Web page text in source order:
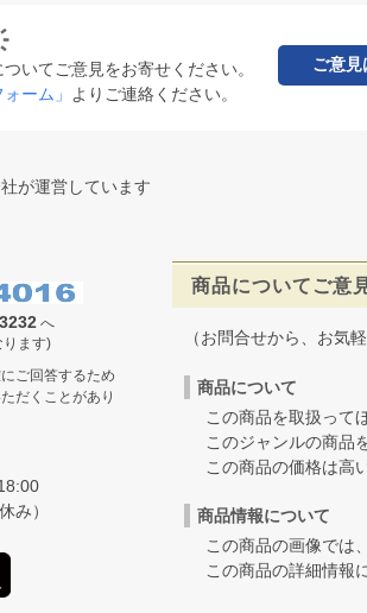
いてご意見をお寄せください。
ーム」 よりご連絡ください。
ご意見
が運営しています
へ
ります)
ご回答するため
だくことがあり
み）
商品についてご意
（お問合せから、お気
商品について
この商品を取扱って
このジャンルの商品
この商品の価格は高
商品情報について
この商品の画像では
この商品の詳細情報